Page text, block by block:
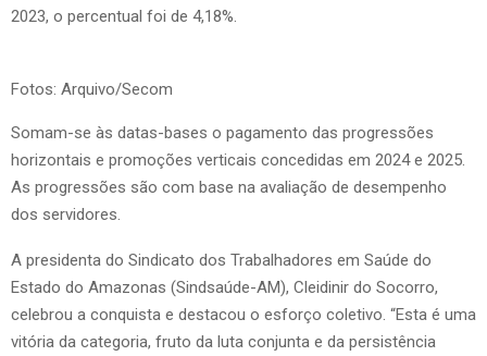
2023, o percentual foi de 4,18%.
Fotos: Arquivo/Secom
Somam-se às datas-bases o pagamento das progressões
horizontais e promoções verticais concedidas em 2024 e 2025.
As progressões são com base na avaliação de desempenho
dos servidores.
A presidenta do Sindicato dos Trabalhadores em Saúde do
Estado do Amazonas (Sindsaúde-AM), Cleidinir do Socorro,
celebrou a conquista e destacou o esforço coletivo. “Esta é uma
vitória da categoria, fruto da luta conjunta e da persistência